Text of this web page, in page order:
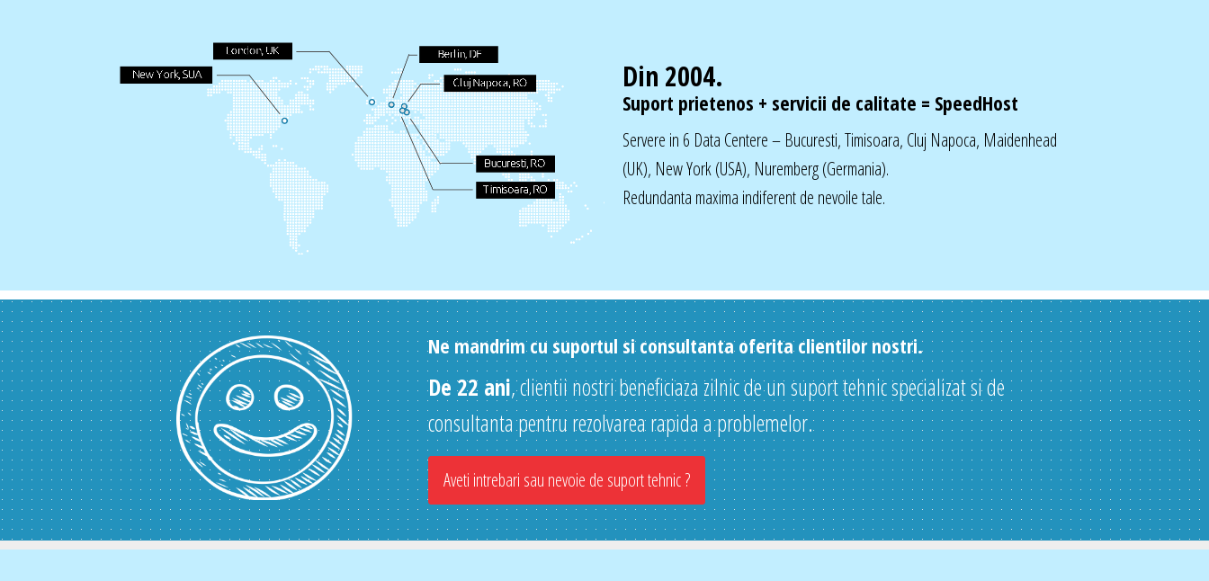
Din 2004.
Suport prietenos + servicii de calitate = SpeedHost
Servere in 6 Data Centere – Bucuresti, Timisoara, Cluj Napoca, Maidenhead
(UK), New York (USA), Nuremberg (Germania).
Redundanta maxima indiferent de nevoile tale.
Ne mandrim cu suportul si consultanta oferita clientilor nostri.
De 22 ani, clientii nostri beneficiaza zilnic de un suport tehnic specializat si de
consultanta pentru rezolvarea rapida a problemelor.
Aveti intrebari sau nevoie de suport tehnic ?